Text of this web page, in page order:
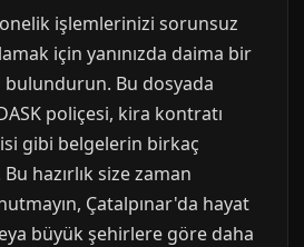
işlemlerinizi sorunsuz
için yanınızda daima bir
bulundurun. Bu dosyada
poliçesi, kira kontratı
gibi belgelerin birkaç
hazırlık size zaman
Çatalpınar'da hayat
büyük şehirlere göre daha